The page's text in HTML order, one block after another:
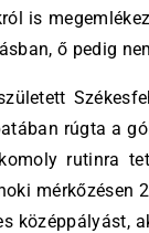
is
ő pedig
rúgta a
rutinra
mérkőzésen
középpályást,